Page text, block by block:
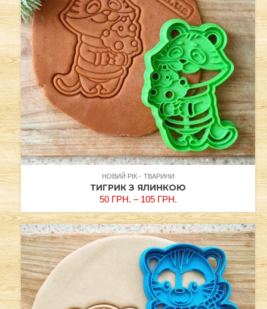
НОВИЙ РІК ТВАРИНИ
ТИГРИК З ЯЛИНКОЮ
50 ГРН. – 105 ГРН.